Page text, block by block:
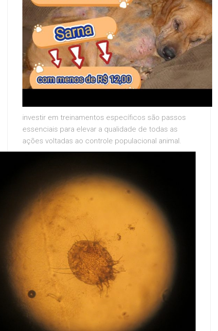
investir em treinamentos específicos são passos
essenciais para elevar a qualidade de todas as
ações voltadas ao controle populacional animal.